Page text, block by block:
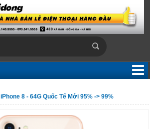
iPhone 8 - 64G Quốc Tế Mới 95% -> 99%